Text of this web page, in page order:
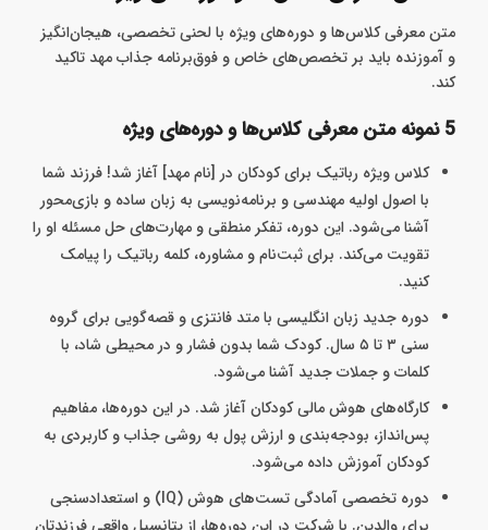
متن معرفی کلاس‌ها و دوره‌های ویژه با لحنی تخصصی، هیجان‌انگیز
و آموزنده باید بر تخصص‌های خاص و فوق‌برنامه جذاب مهد تاکید
کند.
5 نمونه متن معرفی کلاس‌ها و دوره‌های ویژه
کلاس ویژه رباتیک برای کودکان در [نام مهد] آغاز شد! فرزند شما
با اصول اولیه مهندسی و برنامه‌نویسی به زبان ساده و بازی‌محور
آشنا می‌شود. این دوره، تفکر منطقی و مهارت‌های حل مسئله او را
تقویت می‌کند. برای ثبت‌نام و مشاوره، کلمه رباتیک را پیامک
کنید.
دوره جدید زبان انگلیسی با متد فانتزی و قصه‌گویی برای گروه
سنی ۳ تا ۵ سال. کودک شما بدون فشار و در محیطی شاد، با
کلمات و جملات جدید آشنا می‌شود.
کارگاه‌های هوش مالی کودکان آغاز شد. در این دوره‌ها، مفاهیم
پس‌انداز، بودجه‌بندی و ارزش پول به روشی جذاب و کاربردی به
کودکان آموزش داده می‌شود.
دوره تخصصی آمادگی تست‌های هوش (IQ) و استعدادسنجی